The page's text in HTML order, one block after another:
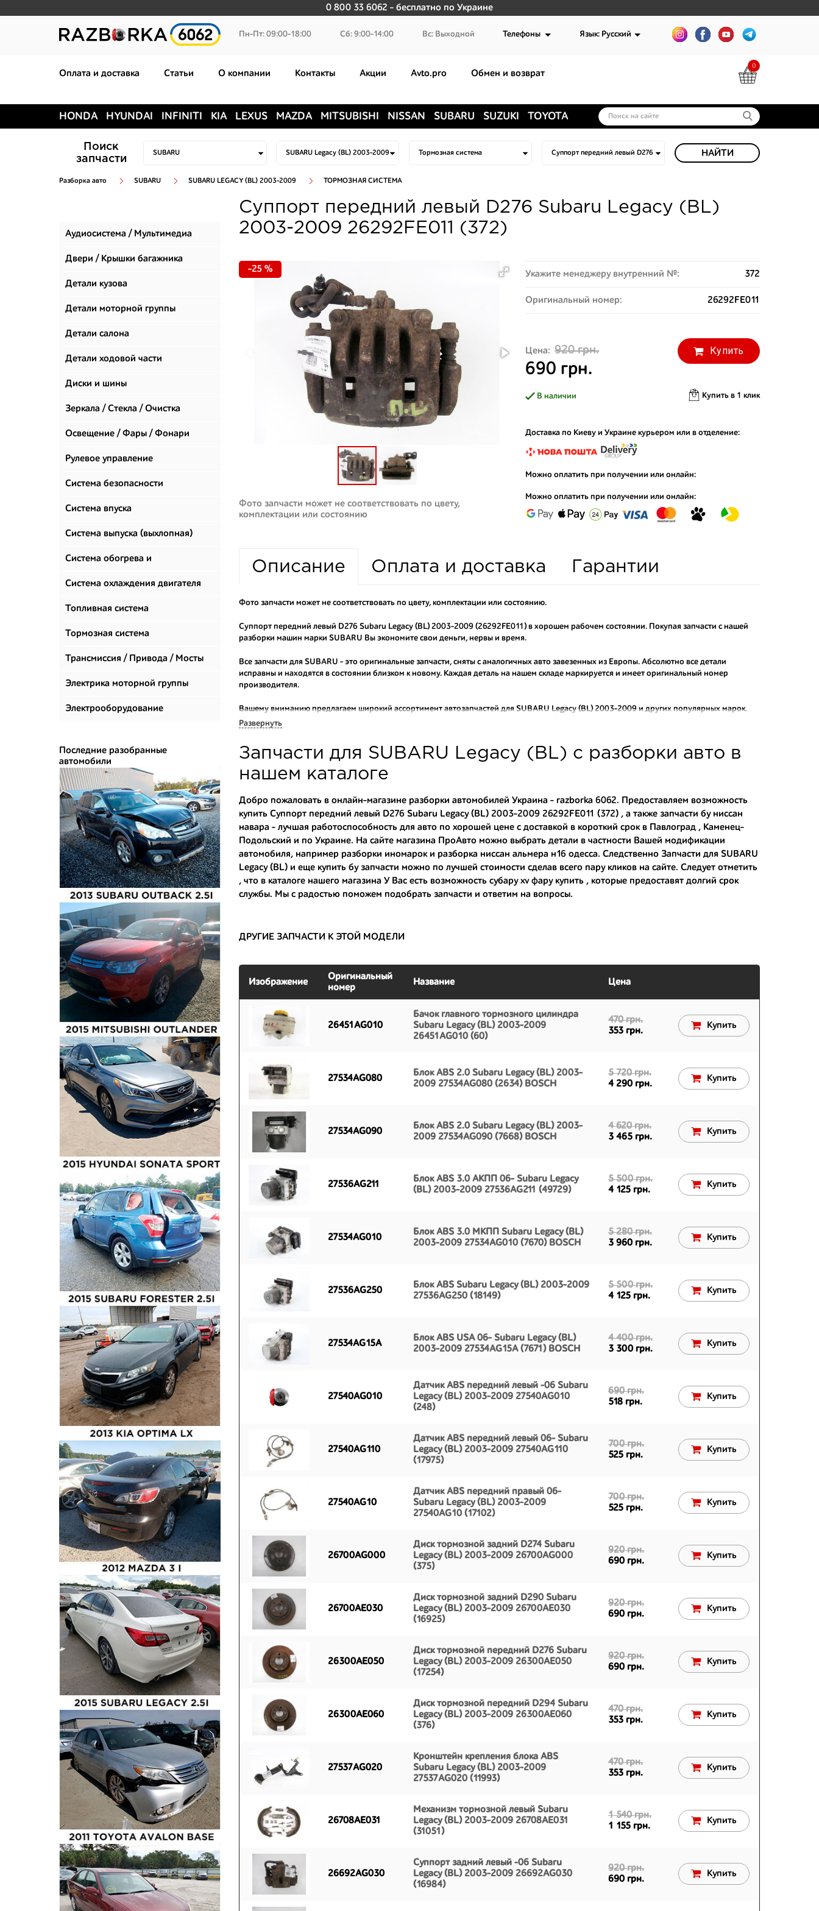
0 800 33 6062 - бесплатно по Украине
0
Пн-Пт: 09:00-18:00 Сб: 9:00-14:00 Вс: Выходной Телефоны Язык: Русский
Оплата и доставка Статьи О компании Контакты Акции Avto.pro Обмен и возврат
HONDA HYUNDAI INFINITI KIA LEXUS MAZDA MITSUBISHI NISSAN SUBARU SUZUKI TOYOTA
Поиск
запчасти
НАЙТИ
Разборка авто SUBARU SUBARU LEGACY (BL) 2003-2009 ТОРМОЗНАЯ СИСТЕМА
Аудиосистема / Мультимедиа
Двери / Крышки багажника
Детали кузова
Детали моторной группы
Детали салона
Детали ходовой части
Диски и шины
Зеркала / Стекла / Очистка
стекол
Освещение / Фары / Фонари
Рулевое управление
Система безопасности
Система впуска
Система выпуска (выхлопная)
Система обогрева и
климатизации
Система охлаждения двигателя
Топливная система
Тормозная система
Трансмиссия / Привода / Мосты
Электрика моторной группы
Электрооборудование
Последние разобранные
автомобили
Суппорт передний левый D276 Subaru Legacy (BL)
2003-2009 26292FE011 (372)
-25 %
Фото запчасти может не соответствовать по цвету,
комплектации или состоянию
Укажите менеджеру внутренний №: 372
Оригинальный номер: 26292FE011
Цена: 920 грн.
690 грн.
Купить
В наличии Купить в 1 клик
Доставка по Киеву и Украине курьером или в отделение:
Можно оплатить при получении или онлайн:
Можно оплатить при получении или онлайн:
Описание Оплата и доставка Гарантии
Фото запчасти может не соответствовать по цвету, комплектации или состоянию.
Суппорт передний левый D276 Subaru Legacy (BL) 2003-2009 (26292FE011) в хорошем рабочем состоянии. Покупая запчасти с нашей
разборки машин марки SUBARU Вы экономите свои деньги, нервы и время.
Все запчасти для SUBARU - это оригинальные запчасти, сняты с аналогичных авто завезенных из Европы. Абсолютно все детали
исправны и находятся в состоянии близком к новому. Каждая деталь на нашем складе маркируется и имеет оригинальный номер
производителя.
Вашему вниманию предлагаем широкий ассортимент автозапчастей для SUBARU Legacy (BL) 2003-2009 и других популярных марок.
Мы продаем оригинальные и высококачественные запчасти, отказываясь от контрафактных аналогов.
Многие наши оптовые клиенты рекомендуют именно нашу разборку как надежного и проверенного продавца. Если вам требуется
приобрести оптовую партию деталей для японских автомобилей, то консультанты нашего интернет-магазина подберут вам товар и
- доступные по цене;
- сняты только с автомобилей, которые ездили по превосходным европейским и японским дорогам;
- имеют большой запас прочности и невыробатанный ресурс, и долго прослужат вам.
Развернуть
Запчасти для SUBARU Legacy (BL) с разборки авто в
нашем каталоге
Добро пожаловать в онлайн-магазине разборки автомобилей Украина - razborka 6062. Предоставляем возможность
купить Суппорт передний левый D276 Subaru Legacy (BL) 2003-2009 26292FE011 (372) , а также запчасти бу ниссан
навара - лучшая работоспособность для авто по хорошей цене с доставкой в короткий срок в Павлоград , Каменец-
Подольский и по Украине. На сайте магазина ПроАвто можно выбрать детали в частности Вашей модификации
автомобиля, например разборки иномароки разборка ниссан альмера н16 одесса. Следственно Запчасти для SUBARU
Legacy (BL) и еще купить бу запчасти можно по лучшей стоимости сделав всего пару кликов на сайте. Следует отметить
, что в каталоге нашего магазина У Вас есть возможность субару xv фару купить , которые предоставят долгий срок
службы. Мы с радостью поможем подобрать запчасти и ответим на вопросы.
ДРУГИЕ ЗАПЧАСТИ К ЭТОЙ МОДЕЛИ
Изображение
Оригинальный
номер
Название Цена
26451AG010
Бачок главного тормозного цилиндра
Subaru Legacy (BL) 2003-2009
26451AG010 (60)
470 грн.
353 грн.
Купить
27534AG080
Блок ABS 2.0 Subaru Legacy (BL) 2003-
2009 27534AG080 (2634) BOSCH
5 720 грн.
4 290 грн.
Купить
27534AG090
Блок ABS 2.0 Subaru Legacy (BL) 2003-
2009 27534AG090 (7668) BOSCH
4 620 грн.
3 465 грн.
Купить
27536AG211
Блок ABS 3.0 АКПП 06- Subaru Legacy
(BL) 2003-2009 27536AG211 (49729)
5 500 грн.
4 125 грн.
Купить
27534AG010
Блок ABS 3.0 МКПП Subaru Legacy (BL)
2003-2009 27534AG010 (7670) BOSCH
5 280 грн.
3 960 грн.
Купить
27536AG250
Блок ABS Subaru Legacy (BL) 2003-2009
27536AG250 (18149)
5 500 грн.
4 125 грн.
Купить
27534AG15A
Блок ABS USA 06- Subaru Legacy (BL)
2003-2009 27534AG15A (7671) BOSCH
4 400 грн.
3 300 грн.
Купить
27540AG010
Датчик ABS передний левый -06 Subaru
Legacy (BL) 2003-2009 27540AG010
(248)
690 грн.
518 грн.
Купить
27540AG110
Датчик ABS передний левый 06- Subaru
Legacy (BL) 2003-2009 27540AG110
(17975)
700 грн.
525 грн.
Купить
27540AG10
Датчик ABS передний правый 06-
Subaru Legacy (BL) 2003-2009
27540AG10 (17102)
700 грн.
525 грн.
Купить
26700AG000
Диск тормозной задний D274 Subaru
Legacy (BL) 2003-2009 26700AG000
(375)
920 грн.
690 грн.
Купить
26700AE030
Диск тормозной задний D290 Subaru
Legacy (BL) 2003-2009 26700AE030
(16925)
920 грн.
690 грн.
Купить
26300AE050
Диск тормозной передний D276 Subaru
Legacy (BL) 2003-2009 26300AE050
(17254)
920 грн.
690 грн.
Купить
26300AE060
Диск тормозной передний D294 Subaru
Legacy (BL) 2003-2009 26300AE060
(376)
470 грн.
353 грн.
Купить
27537AG020
Кронштейн крепления блока ABS
Subaru Legacy (BL) 2003-2009
27537AG020 (11993)
470 грн.
353 грн.
Купить
26708AE031
Механизм тормозной левый Subaru
Legacy (BL) 2003-2009 26708AE031
(31051)
1 540 грн.
1 155 грн.
Купить
26692AG030
Суппорт задний левый -06 Subaru
Legacy (BL) 2003-2009 26692AG030
(16984)
920 грн.
690 грн.
Купить